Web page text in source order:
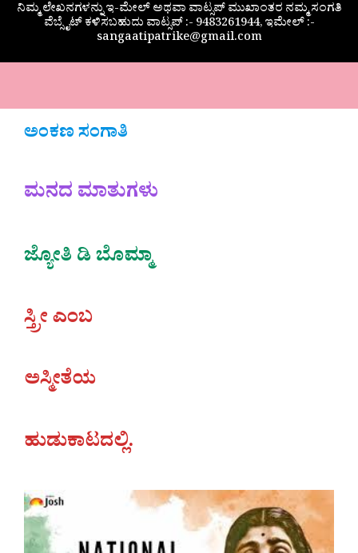
ನಿಮ್ಮ ಲೇಖನಗಳನ್ನು ಇ-ಮೇಲ್ ಅಥವಾ ವಾಟ್ಸಪ್ ಮುಖಾಂತರ ನಮ್ಮ ಸಂಗತಿ
ವೆಬ್ಸೈಟ್ ಕಳಿಸಬಹುದು ವಾಟ್ಸಪ್‌ :- 9483261944, ಇಮೇಲ್ :-
sangaatipatrike@gmail.com
ಅಂಕಣ ಸಂಗಾತಿ
ಮನದ ಮಾತುಗಳು
ಜ್ಯೋತಿ ಡಿ ಬೊಮ್ಮಾ
ಸ್ತ್ರೀ ಎಂಬ
ಅಸ್ಮೀತೆಯ
ಹುಡುಕಾಟದಲ್ಲಿ.